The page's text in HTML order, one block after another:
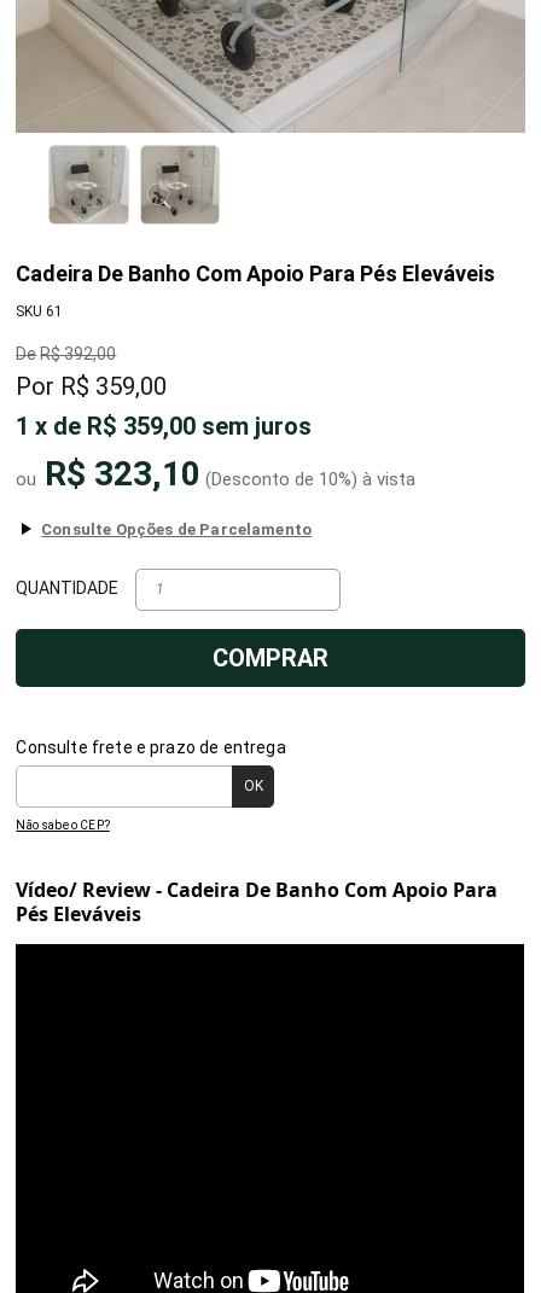
Cadeira De Banho Com Apoio Para Pés Eleváveis
SKU 61
R$ 392,00
R$ 359,00
1 x de R$ 359,00 sem juros
R$ 323,10 (Desconto de 10%)
QUANTIDADE
COMPRAR
Consulte frete e prazo de entrega
Não sabe o CEP?
Vídeo/ Review - Cadeira De Banho Com Apoio Para
Pés Eleváveis